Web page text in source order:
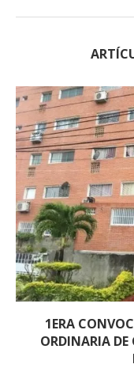
1ERA
ORDINARIA